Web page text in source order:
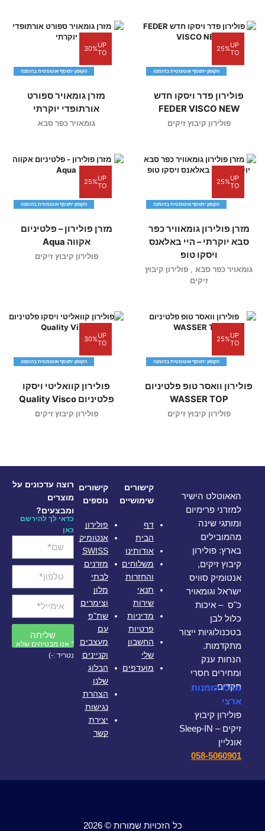
UP
TO
25%
הקופון יתווסף אוטומטית בהזמנה
פולירון פדר ויסקו חדש
FEDER VISCO NEW
פולירון קיבוץ זיקים
UP
TO
30%
הקופון יתווסף אוטומטית בהזמנה
מזרן גומאויר ספורט
אורתופדי יוקרתי
גומאויר כפר סבא
UP
TO
25%
הקופון יתווסף אוטומטית בהזמנה
מזרן פולירון גומאוויר כפר
סבא יוקרתי – היי באלאנס
ויסקו טופ
גומאויר כפר סבא
פולירון קיבוץ
זיקים
UP
TO
25%
הקופון יתווסף אוטומטית בהזמנה
מזרן פולירון – פלטיניום
אקווה Aqua
פולירון קיבוץ זיקים
UP
TO
25%
הקופון יתווסף אוטומטית בהזמנה
פולירון וואסר טופ פלטיניום
WASSER TOP
פולירון קיבוץ זיקים
UP
TO
30%
הקופון יתווסף אוטומטית בהזמנה
פולירון קוואליטי ויסקו
פלטיניום Quality Visco
פולירון קיבוץ זיקים
האאוטלט הישיר
למזרני פרימיום
ומותגי שינה
מהמובילים
בארץ: פולירון
קיבוץ זיקים,
אנטומיק סוויס
ישראל וגומאויר
כ"ס – איכות
כלול לבן
בטכנולוגיות ייצור
מתקדמות.
הנחות ענק
ומחירים חסרי
תקדים.
מרכז הזמנות
ארצי
פולירון קיבוץ
זיקים – Sleep-IN
אונליין
058-5060901
קישורים
שימושיים
דף
הבית
אודותינו
משלוחים
והחזרות
תנאי
שירות
מדיניות
פרטיות
החשבון
שלי
מועדפים
קישורים
נוספים
פולירון
אנטומיק
SWISS
מזרנים
לבתי
מלון
וצימרים
שת"פ
עם
מעצבים
וקניינים
הבלוג
שלנו
הצהרת
נגישות
יצירת
קשר
רוצה עדכונים על
מוצרים
ומבצעים?
כדאי לך להירשם
כאן
שליחה
* אנו מבטיחים שלא
נטריד :-)
כל הזכויות שמורות © 2026